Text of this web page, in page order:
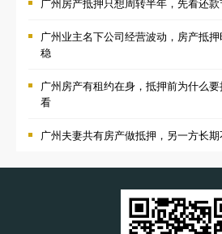
广州房产抵押只想周转半年，先看还
广州业主名下公司经营波动，房产抵
稳
广州房产有租约在身，抵押前为什么
看
广州夫妻共有房产做抵押，另一方长